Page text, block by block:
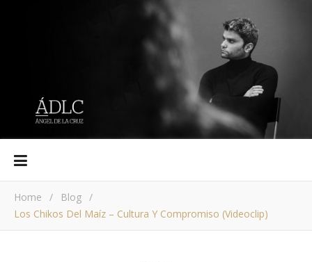
Home / Blog /
Los Chikos Del Maíz – Cultura Y Compromiso (videoclip)